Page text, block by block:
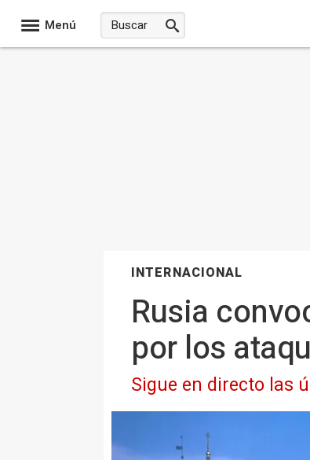
Menú
INTERNACIONAL
Rusia
por los
Sigue en directo las